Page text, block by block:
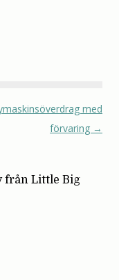
med
förvaring →
från Little Big